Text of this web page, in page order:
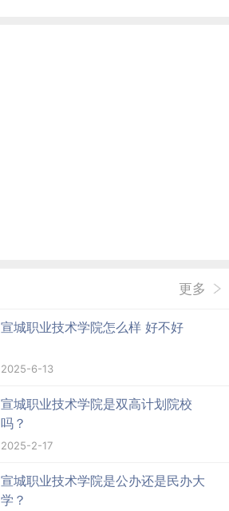
更多
宣城职业技术学院怎么样 好不好
2025-6-13
宣城职业技术学院是双高计划院校
吗？
2025-2-17
宣城职业技术学院是公办还是民办大
学？